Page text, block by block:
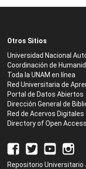
Otros Sitios
Universidad Nacional
Coordinación de
Toda la UNAM en línea
Red Universitaria de
Portal de Datos Abiertos
Dirección General de
Red de Acervos Digitales
Directory of Open
Repositorio Universitario